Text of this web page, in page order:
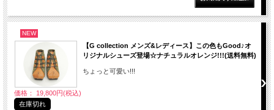
NEW
【G collection メンズ&レディース】この色もGood♪オ
リジナルシューズ登場☆ナチュラルオレンジ!!!(送料無料)
ちょっと可愛い!!!
価格： 19,800円(税込)
在庫切れ